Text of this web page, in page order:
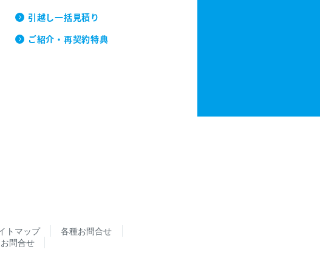
引越し一括見積り
ご紹介・再契約特典
トマップ
各種お問合せ
問合せ